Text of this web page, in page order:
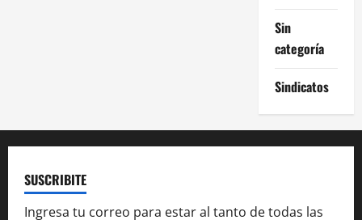
Sin
categoría
Sindicatos
SUSCRIBITE
Ingresa tu correo para estar al tanto de todas las